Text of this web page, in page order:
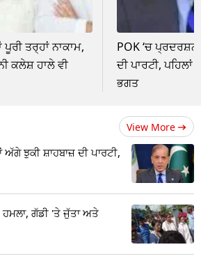
ਤਰ੍ਹਾਂ ਨਾਕਾਮ,
ਕਲੇਸ਼ ਹਾਲੇ ਵੀ
POK ‘ਚ
ਦੀ ਪਾਰਟੀ,
ਭਗਤ
View More
ਝੁਕੀ ਸ਼ਾਹਬਾਜ਼ ਦੀ ਪਾਰਟੀ,
ਗੱਡੀ 'ਤੇ ਜੁੱਤਾ ਅਤੇ